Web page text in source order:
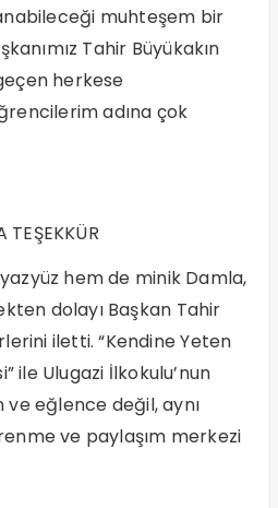
muhteşem bir
Tahir Büyükakın
herkese
adına çok
TEŞEKKÜR
hem de minik Damla,
dolayı Başkan Tahir
iletti. “Kendine Yeten
ile Ulugazi İlkokulu’nun
eğlence değil, aynı
ve paylaşım merkezi